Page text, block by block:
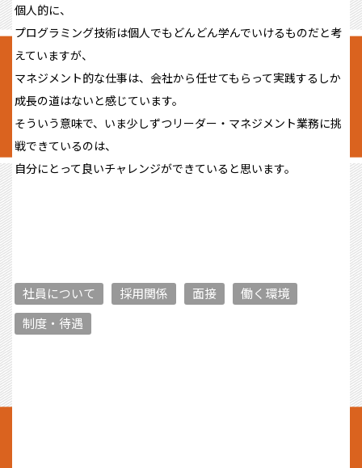
個人的に、
プログラミング技術は個人でもどんどん学んでいけるものだと考
えていますが、
マネジメント的な仕事は、会社から任せてもらって実践するしか
成⻑の道はないと感じています。
そういう意味で、いま少しずつリーダー・マネジメント業務に挑
戦できているのは、
自分にとって良いチャレンジができていると思います。
社員について 採用関係 面接
働く環境
制度・待遇